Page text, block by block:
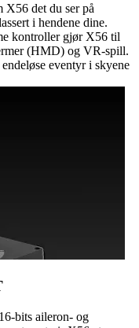
X56 det du ser på
i hendene dine.
kontroller gjør X56 til
(HMD) og VR-spill.
eventyr i skyene
bits aileron- og